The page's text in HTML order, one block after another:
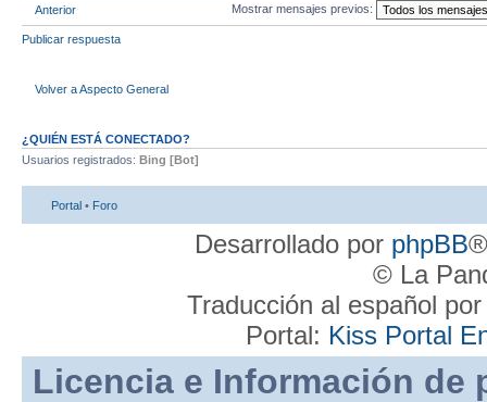
Anterior Mostrar mensajes previos:
Publicar respuesta
Volver a Aspecto General
¿QUIÉN ESTÁ CONECTADO?
Usuarios registrados: Bing [Bot]
Portal • Foro
Desarrollado por phpBB
© La
Traducción al español
Portal: Kiss Portal
Licencia e Información de